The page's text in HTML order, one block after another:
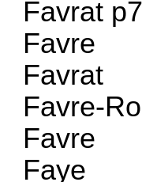
Favrat
Favre
Favrat
Favre-
Favre
Faye